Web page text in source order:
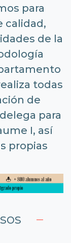
para
calidad,
de la
todas
de
para
I, así
propias